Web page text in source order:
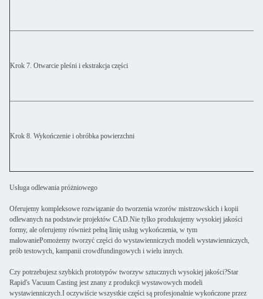
Krok 7. Otwarcie pleśni i ekstrakcja części
Krok 8. Wykończenie i obróbka powierzchni
Usługa odlewania próżniowego
Oferujemy kompleksowe rozwiązanie do tworzenia wzorów mistrzowskich i kopii
odlewanych na podstawie projektów CAD.Nie tylko produkujemy wysokiej jakości
formy, ale oferujemy również pełną linię usług wykończenia, w tym
malowaniePomożemy tworzyć części do wystawienniczych modeli wystawienniczych,
prób testowych, kampanii crowdfundingowych i wielu innych.
Czy potrzebujesz szybkich prototypów tworzyw sztucznych wysokiej jakości?Star
Rapid's Vacuum Casting jest znany z produkcji wystawowych modeli
wystawienniczych.I oczywiście wszystkie części są profesjonalnie wykończone przez